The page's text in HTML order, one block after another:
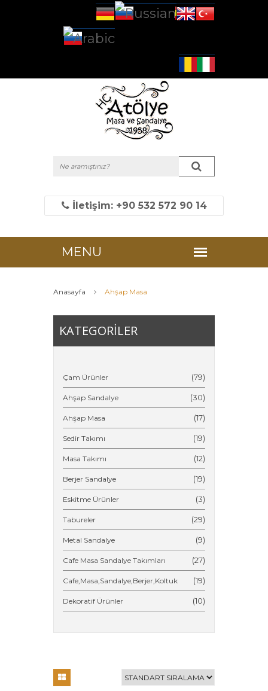
İletişim: +90 532 572 90 14
Anasayfa Ahşap Masa
KATEGORİLER
Çam Ürünler (79)
Ahşap Sandalye (30)
Ahşap Masa (17)
Sedir Takımı (19)
Masa Takımı (12)
Berjer Sandalye (19)
Eskitme Ürünler (3)
Tabureler (29)
Metal Sandalye (9)
Cafe Masa Sandalye Takımları (27)
Cafe,Masa,Sandalye,Berjer,Koltuk (19)
Dekoratif Ürünler (10)